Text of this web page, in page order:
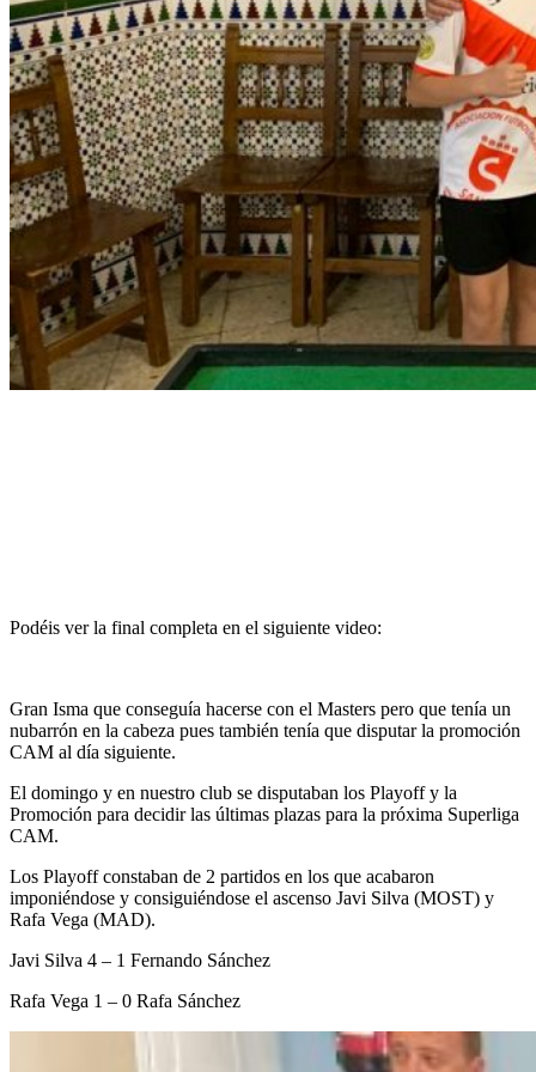
Podéis ver la final completa en el siguiente video:
Gran Isma que conseguía hacerse con el Masters pero que tenía un
nubarrón en la cabeza pues también tenía que disputar la promoción
CAM al día siguiente.
El domingo y en nuestro club se disputaban los Playoff y la
Promoción para decidir las últimas plazas para la próxima Superliga
CAM.
Los Playoff constaban de 2 partidos en los que acabaron
imponiéndose y consiguiéndose el ascenso Javi Silva (MOST) y
Rafa Vega (MAD).
Javi Silva 4 – 1 Fernando Sánchez
Rafa Vega 1 – 0 Rafa Sánchez